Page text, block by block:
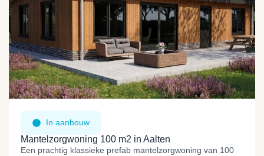
In aanbouw
Mantelzorgwoning 100 m2 in Aalten
Een prachtig klassieke prefab mantelzorgwoning van 100